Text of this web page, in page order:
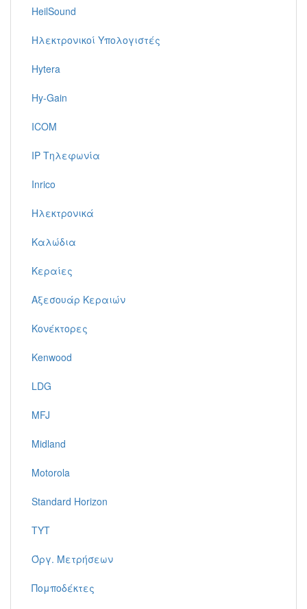
HeilSound
Ηλεκτρονικοί Υπολογιστές
Hytera
Hy-Gain
ICOM
IP Τηλεφωνία
Inrico
Ηλεκτρονικά
Καλώδια
Κεραίες
Αξεσουάρ Κεραιών
Κονέκτορες
Kenwood
LDG
MFJ
Midland
Motorola
Standard Horizon
TYT
Όργ. Μετρήσεων
Πομποδέκτες